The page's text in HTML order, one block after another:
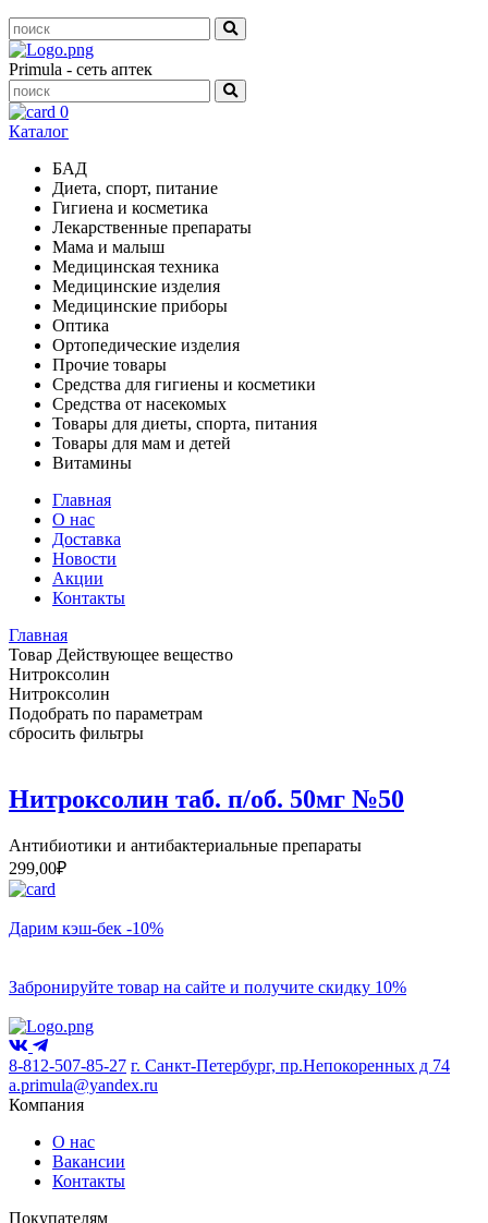
Primula - сеть аптек
0
Каталог
БАД
Диета, спорт, питание
Гигиена и косметика
Лекарственные препараты
Мама и малыш
Медицинская техника
Медицинские изделия
Медицинские приборы
Оптика
Ортопедические изделия
Прочие товары
Средства для гигиены и косметики
Средства от насекомых
Товары для диеты, спорта, питания
Товары для мам и детей
Витамины
Главная
О нас
Доставка
Новости
Акции
Контакты
Главная
Товар Действующее вещество
Нитроксолин
Нитроксолин
Подобрать по параметрам
сбросить фильтры
Нитроксолин таб. п/об. 50мг №50
Антибиотики и антибактериальные препараты
299,00₽
Дарим кэш-бек -10%
Забронируйте товар на сайте и получите скидку 10%
8-812-507-85-27 г. Санкт-Петербург, пр.Непокоренных д 74
a.primula@yandex.ru
Компания
О нас
Вакансии
Контакты
Покупателям